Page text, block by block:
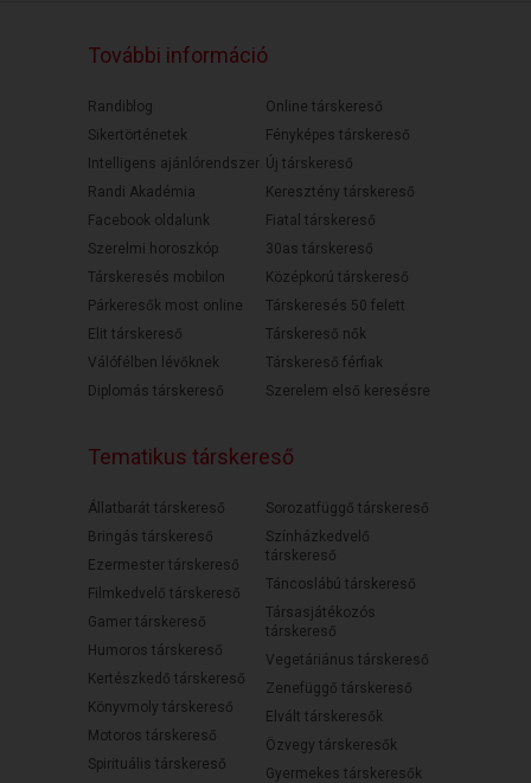
További információ
Randiblog
Sikertörténetek
Intelligens ajánlórendszer
Randi Akadémia
Facebook oldalunk
Szerelmi horoszkóp
Társkeresés mobilon
Párkeresők most online
Elit társkereső
Válófélben lévőknek
Diplomás társkereső
Online társkereső
Fényképes társkereső
Új társkereső
Keresztény társkereső
Fiatal társkereső
30as társkereső
Középkorú társkereső
Társkeresés 50 felett
Társkereső nők
Társkereső férfiak
Szerelem első keresésre
Tematikus társkereső
Állatbarát társkereső
Bringás társkereső
Ezermester társkereső
Filmkedvelő társkereső
Gamer társkereső
Humoros társkereső
Kertészkedő társkereső
Könyvmoly társkereső
Motoros társkereső
Spirituális társkereső
Sorozatfüggő társkereső
Színházkedvelő
társkereső
Táncoslábú társkereső
Társasjátékozós
társkereső
Vegetáriánus társkereső
Zenefüggő társkereső
Elvált társkeresők
Özvegy társkeresők
Gyermekes társkeresők